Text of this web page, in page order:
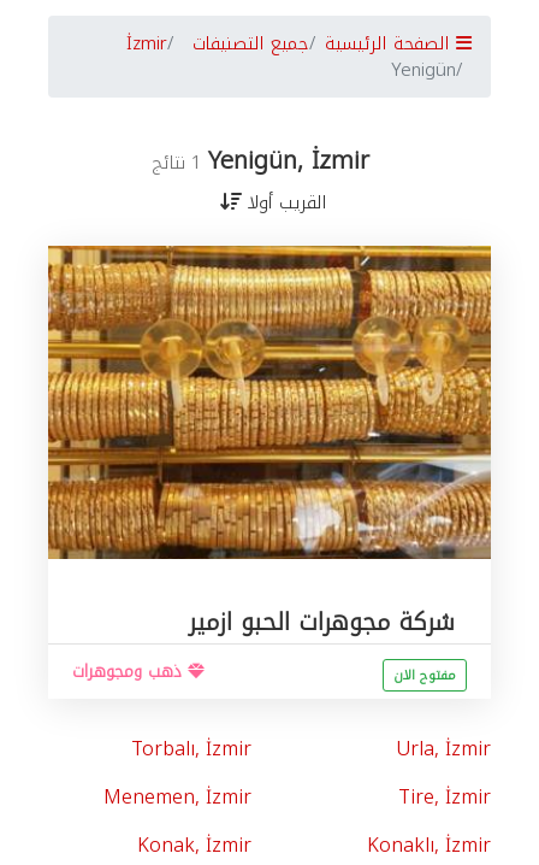
الصفحة الرئيسية جميع التصنيفات İzmir
Yenigün
Yenigün, İzmir 1 نتائج
القريب أولا
شركة مجوهرات الحبو ازمير
ذهب ومجوهرات مفتوح الان
جميع
الأعمال
في
İzmir
حسب
المدن
Urla, İzmir
Torbalı, İzmir
Tire, İzmir
Menemen, İzmir
Konaklı, İzmir
Konak, İzmir